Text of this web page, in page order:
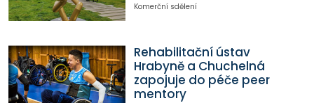
Komerční sdělení
Rehabilitační ústav
Hrabyně a Chuchelná
zapojuje do péče peer
mentory